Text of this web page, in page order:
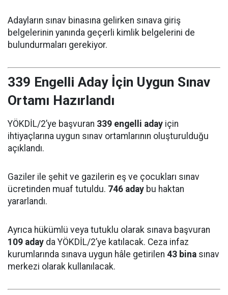
Adayların sınav binasına gelirken sınava giriş
belgelerinin yanında geçerli kimlik belgelerini de
bulundurmaları gerekiyor.
339 Engelli Aday İçin Uygun Sınav
Ortamı Hazırlandı
YÖKDİL/2’ye başvuran 339 engelli aday için
ihtiyaçlarına uygun sınav ortamlarının oluşturulduğu
açıklandı.
Gaziler ile şehit ve gazilerin eş ve çocukları sınav
ücretinden muaf tutuldu. 746 aday bu haktan
yararlandı.
Ayrıca hükümlü veya tutuklu olarak sınava başvuran
109 aday da YÖKDİL/2’ye katılacak. Ceza infaz
kurumlarında sınava uygun hâle getirilen 43 bina sınav
merkezi olarak kullanılacak.